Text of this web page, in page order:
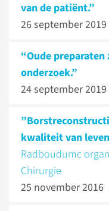
van de patiënt.”
26 september 2019
“Oude
onderzoek.”
24 september 2019
kwaliteit van
Radboudumc
Chirurgie
25 november 2016